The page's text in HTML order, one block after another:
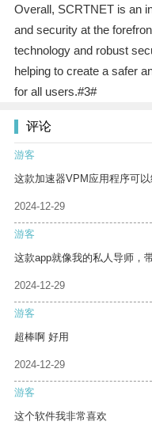
Overall, SCRTNET is an
and security at the
technology and robust
helping to create a safer
for all users.#3#
评论
游客
这款加速器VPM应用程序可
2024-12-29
游客
这款app就像我的私人导师，
2024-12-29
游客
超棒啊 好用
2024-12-29
游客
这个软件我非常喜欢